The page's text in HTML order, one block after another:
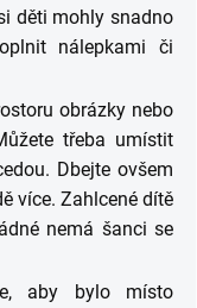
děti mohly snadno
nálepkami či
obrázky nebo
třeba umístit
Dbejte ovšem
více. Zahlcené dítě
nemá šanci se
aby bylo místo